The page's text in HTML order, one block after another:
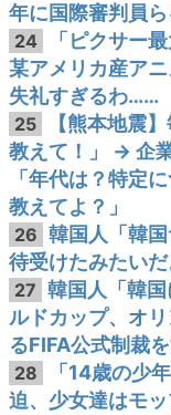
年に国際審判員
24
「ピクサー
某アメリカ産ア
失礼すぎるわ……
25
【熊本地震
教えて！」 → 企
「年代は？特定
教えてよ？」
26 韓国人「韓
待受けたみたいだ
27 韓国人「韓
ルドカップ、オ
るFIFA公式制裁
28
「14歳の少
迫、少女達はモ